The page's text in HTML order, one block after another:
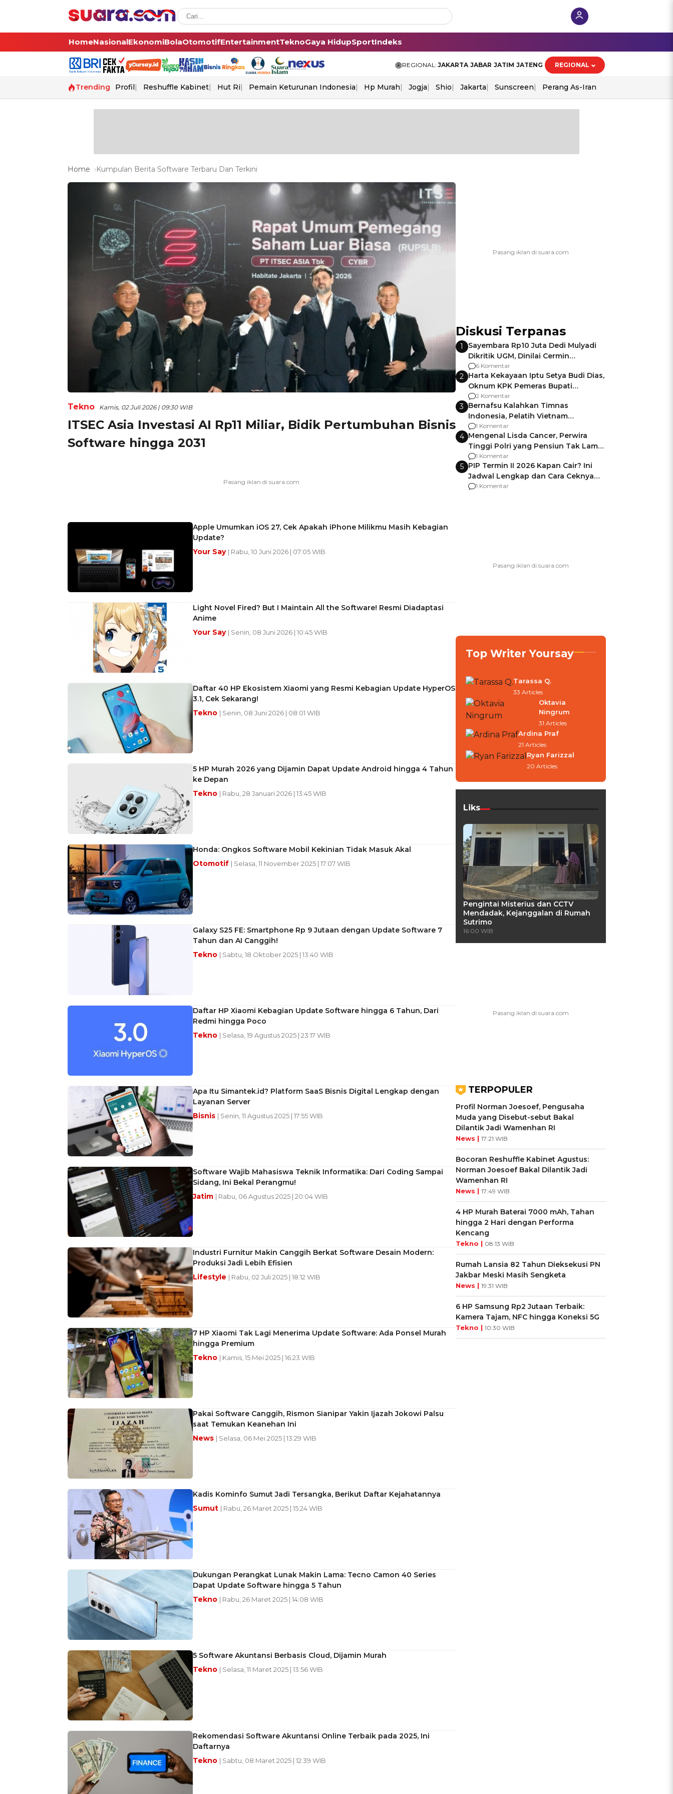
HomeNasionalEkonomiBolaOtomotifEntertainmentTeknoGaya HidupSportIndeks
REGIONAL: JAKARTA JABAR JATIM JATENG REGIONAL
Trending Profil Reshuffle Kabinet Hut Ri Pemain Keturunan Indonesia Hp Murah Jogja Shio Jakarta Sunscreen Perang As-Iran
Home Kumpulan Berita Software Terbaru Dan Terkini
Tekno Kamis, 02 Juli 2026 | 09:30 WIB
ITSEC Asia Investasi AI Rp11 Miliar, Bidik Pertumbuhan Bisnis
Software hingga 2031
Apple Umumkan iOS 27, Cek Apakah iPhone Milikmu Masih Kebagian
Update?
Your Say | Rabu, 10 Juni 2026 | 07:05 WIB
Light Novel Fired? But I Maintain All the Software! Resmi Diadaptasi
Anime
Your Say | Senin, 08 Juni 2026 | 10:45 WIB
Daftar 40 HP Ekosistem Xiaomi yang Resmi Kebagian Update HyperOS
3.1, Cek Sekarang!
Tekno | Senin, 08 Juni 2026 | 08:01 WIB
5 HP Murah 2026 yang Dijamin Dapat Update Android hingga 4 Tahun
ke Depan
Tekno | Rabu, 28 Januari 2026 | 13:45 WIB
Honda: Ongkos Software Mobil Kekinian Tidak Masuk Akal
Otomotif | Selasa, 11 November 2025 | 17:07 WIB
Galaxy S25 FE: Smartphone Rp 9 Jutaan dengan Update Software 7
Tahun dan AI Canggih!
Tekno | Sabtu, 18 Oktober 2025 | 13:40 WIB
Daftar HP Xiaomi Kebagian Update Software hingga 6 Tahun, Dari
Redmi hingga Poco
Tekno | Selasa, 19 Agustus 2025 | 23:17 WIB
Apa Itu Simantek.id? Platform SaaS Bisnis Digital Lengkap dengan
Layanan Server
Bisnis | Senin, 11 Agustus 2025 | 17:55 WIB
Software Wajib Mahasiswa Teknik Informatika: Dari Coding Sampai
Sidang, Ini Bekal Perangmu!
Jatim | Rabu, 06 Agustus 2025 | 20:04 WIB
Industri Furnitur Makin Canggih Berkat Software Desain Modern:
Produksi Jadi Lebih Efisien
Lifestyle | Rabu, 02 Juli 2025 | 18:12 WIB
7 HP Xiaomi Tak Lagi Menerima Update Software: Ada Ponsel Murah
hingga Premium
Tekno | Kamis, 15 Mei 2025 | 16:23 WIB
Pakai Software Canggih, Rismon Sianipar Yakin Ijazah Jokowi Palsu
saat Temukan Keanehan Ini
News | Selasa, 06 Mei 2025 | 13:29 WIB
Kadis Kominfo Sumut Jadi Tersangka, Berikut Daftar Kejahatannya
Sumut | Rabu, 26 Maret 2025 | 15:24 WIB
Dukungan Perangkat Lunak Makin Lama: Tecno Camon 40 Series
Dapat Update Software hingga 5 Tahun
Tekno | Rabu, 26 Maret 2025 | 14:08 WIB
5 Software Akuntansi Berbasis Cloud, Dijamin Murah
Tekno | Selasa, 11 Maret 2025 | 13:56 WIB
Rekomendasi Software Akuntansi Online Terbaik pada 2025, Ini
Daftarnya
Tekno | Sabtu, 08 Maret 2025 | 12:39 WIB
Diskusi Terpanas
1
Sayembara Rp10 Juta Dedi Mulyadi
Dikritik UGM, Dinilai Cermin
Gagalnya Negara Jamin Keamanan
6 Komentar
2 Harta Kekayaan Iptu Setya Budi Dias,
Oknum KPK Pemeras Bupati
Pemalang
2 Komentar
3 Bernafsu Kalahkan Timnas
Indonesia, Pelatih Vietnam
Berencana Pakai Jimat di Pakansari
1 Komentar
4 Mengenal Lisda Cancer, Perwira
Tinggi Polri yang Pensiun Tak Lama
Usai Jadi Brigjen
1 Komentar
5 PIP Termin II 2026 Kapan Cair? Ini
Jadwal Lengkap dan Cara Ceknya
agar Dana Tidak Hangus!
1 Komentar
Top Writer Yoursay
Tarassa Q.
33 Articles
Oktavia
Ningrum
31 Articles
Ardina Praf
21 Articles
Ryan Farizzal
20 Articles
Liks
Pengintai Misterius dan CCTV
Mendadak, Kejanggalan di Rumah
Sutrimo
16:00 WIB
TERPOPULER
Profil Norman Joesoef, Pengusaha
Muda yang Disebut-sebut Bakal
Dilantik Jadi Wamenhan RI
News | 17:21 WIB
Bocoran Reshuffle Kabinet Agustus:
Norman Joesoef Bakal Dilantik Jadi
Wamenhan RI
News | 17:49 WIB
4 HP Murah Baterai 7000 mAh, Tahan
hingga 2 Hari dengan Performa
Kencang
Tekno | 08:13 WIB
Rumah Lansia 82 Tahun Dieksekusi PN
Jakbar Meski Masih Sengketa
News | 19:31 WIB
6 HP Samsung Rp2 Jutaan Terbaik:
Kamera Tajam, NFC hingga Koneksi 5G
Tekno | 10:30 WIB